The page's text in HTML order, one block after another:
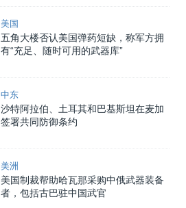
美国
五角大楼否认美国弹药短缺，称军方拥
有“充足、随时可用的武器库”
中东
沙特阿拉伯、土耳其和巴基斯坦在麦加
签署共同防御条约
美洲
美国制裁帮助哈瓦那采购中俄武器装备
者，包括古巴驻中国武官